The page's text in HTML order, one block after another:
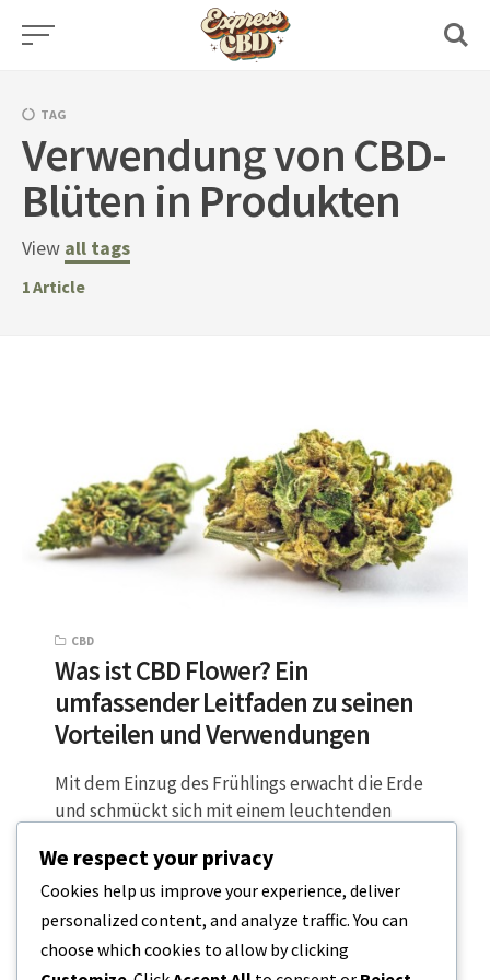
Skip
TAG
Verwendung von CBD-
Blüten in Produkten
View all tags
1Article
CBD
Was ist CBD Flower? Ein
umfassender Leitfaden zu seinen
Vorteilen und Verwendungen
Mit dem Einzug des Frühlings erwacht die Erde
und schmückt sich mit einem leuchtenden
und…
6 MINUTEN LESEZEIT 16. DEZEMBER 2023
We respect your privacy
Cookies help us improve your experience, deliver
personalized content, and analyze traffic. You can
choose which cookies to allow by clicking